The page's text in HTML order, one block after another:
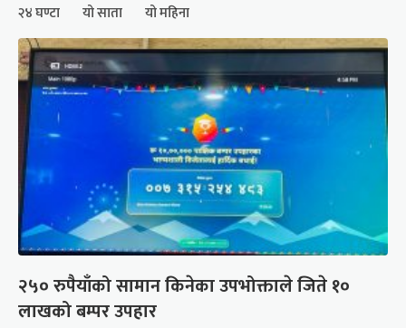
२४ घण्टा यो साता यो महिना
२५० रुपैयाँको सामान किनेका उपभोक्ताले जिते १०
लाखको बम्पर उपहार